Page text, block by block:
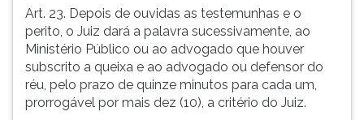
Art. 23. Depois de ouvidas as testemunhas e o
perito, o Juiz dará a palavra sucessivamente, ao
Ministério Público ou ao advogado que houver
subscrito a queixa e ao advogado ou defensor do
réu, pelo prazo de quinze minutos para cada um,
prorrogável por mais dez (10), a critério do Juiz.